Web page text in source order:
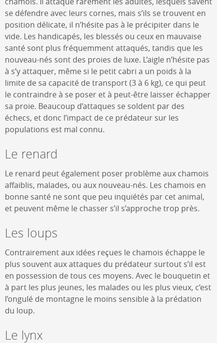
se défendre avec leurs cornes, mais s’ils se trouvent en
position délicate, il n’hésite pas à le précipiter dans le
vide. Les handicapés, les blessés ou ceux en mauvaise
santé sont plus fréquemment attaqués, tandis que les
nouveau-nés sont des proies de luxe. L’aigle n’hésite pas
à s’y attaquer, même si le petit cabri a un poids à la
limite de sa capacité de transport (3 à 6 kg), ce qui peut
le contraindre à se poser et à peut-être laisser échapper
sa proie. Beaucoup d’attaques se soldent par des
échecs, et donc l’impact de ce prédateur sur les
populations est mal connu.
Le renard
Le renard peut également poser problème aux chamois
affaiblis, malades, ou aux nouveau-nés. Les chamois en
bonne santé ne sont que peu inquiétés par cet animal,
et peuvent même le chasser s’il s’approche trop près.
Les loups
Contrairement aux idées reçues le chamois échappe le
plus souvent aux attaques du prédateur surtout s’il est
en possession de tous ces moyens. Avec le bouquetin et
à part les plus jeunes, les malades ou les plus vieux, c’est
l’ongulé de montagne le moins sensible à la prédation
du loup.
Le lynx